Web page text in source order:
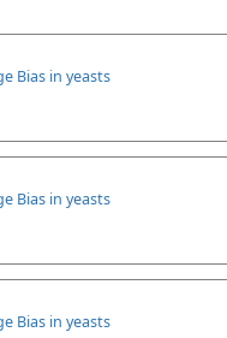
Bias in yeasts
Bias in yeasts
Bias in yeasts